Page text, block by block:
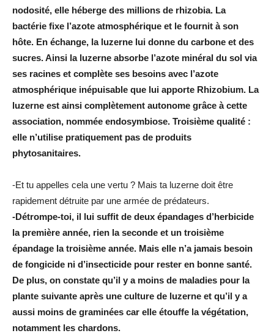
nodosité, elle héberge des millions de rhizobia. La
bactérie fixe l’azote atmosphérique et le fournit à son
hôte. En échange, la luzerne lui donne du carbone et des
sucres. Ainsi la luzerne absorbe l’azote minéral du sol via
ses racines et complète ses besoins avec l’azote
atmosphérique inépuisable que lui apporte Rhizobium. La
luzerne est ainsi complètement autonome grâce à cette
association, nommée endosymbiose. Troisième qualité :
elle n’utilise pratiquement pas de produits
phytosanitaires.
-Et tu appelles cela une vertu ? Mais ta luzerne doit être
rapidement détruite par une armée de prédateurs.
-Détrompe-toi, il lui suffit de deux épandages d’herbicide
la première année, rien la seconde et un troisième
épandage la troisième année. Mais elle n’a jamais besoin
de fongicide ni d’insecticide pour rester en bonne santé.
De plus, on constate qu’il y a moins de maladies pour la
plante suivante après une culture de luzerne et qu’il y a
aussi moins de graminées car elle étouffe la végétation,
notamment les chardons.